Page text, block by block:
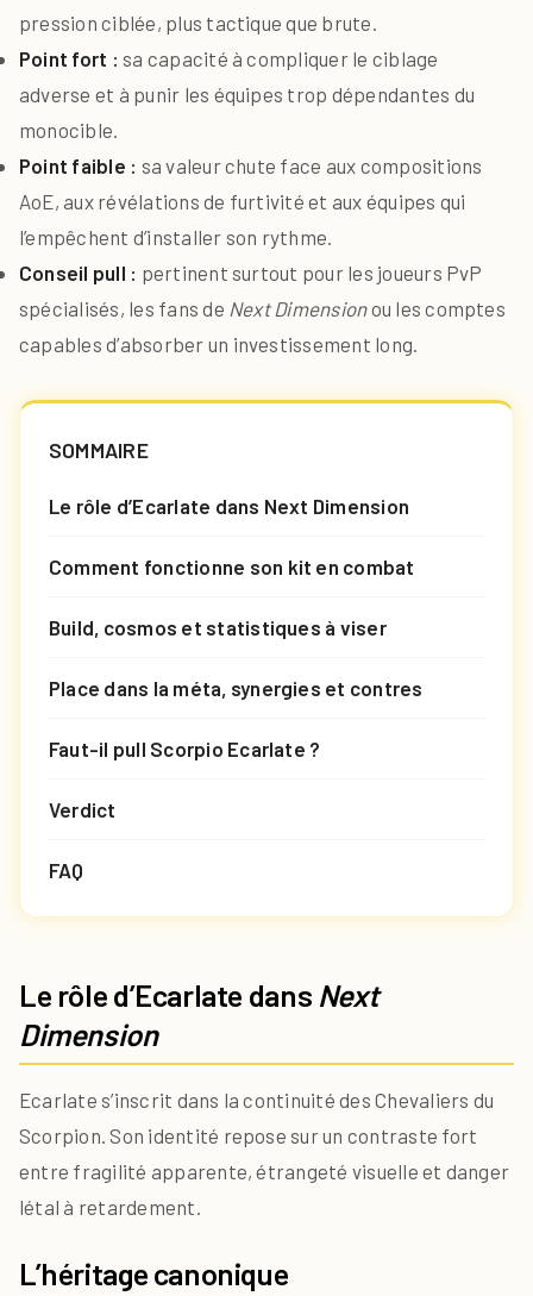
pression ciblée, plus tactique que brute.
Point fort : sa capacité à compliquer le ciblage
adverse et à punir les équipes trop dépendantes du
monocible.
Point faible : sa valeur chute face aux compositions
AoE, aux révélations de furtivité et aux équipes qui
l’empêchent d’installer son rythme.
Conseil pull : pertinent surtout pour les joueurs PvP
spécialisés, les fans de Next Dimensionou les comptes
capables d’absorber un investissement long.
SOMMAIRE
Le rôle d’Ecarlate dans Next Dimension
Comment fonctionne son kit en combat
Build, cosmos et statistiques à viser
Place dans la méta, synergies et contres
Faut-il pull Scorpio Ecarlate ?
Verdict
FAQ
Le rôle d’Ecarlate dans Next
Dimension
Ecarlate s’inscrit dans la continuité des Chevaliers du
Scorpion. Son identité repose sur un contraste fort
entre fragilité apparente, étrangeté visuelle et danger
létal à retardement.
L’héritage canonique